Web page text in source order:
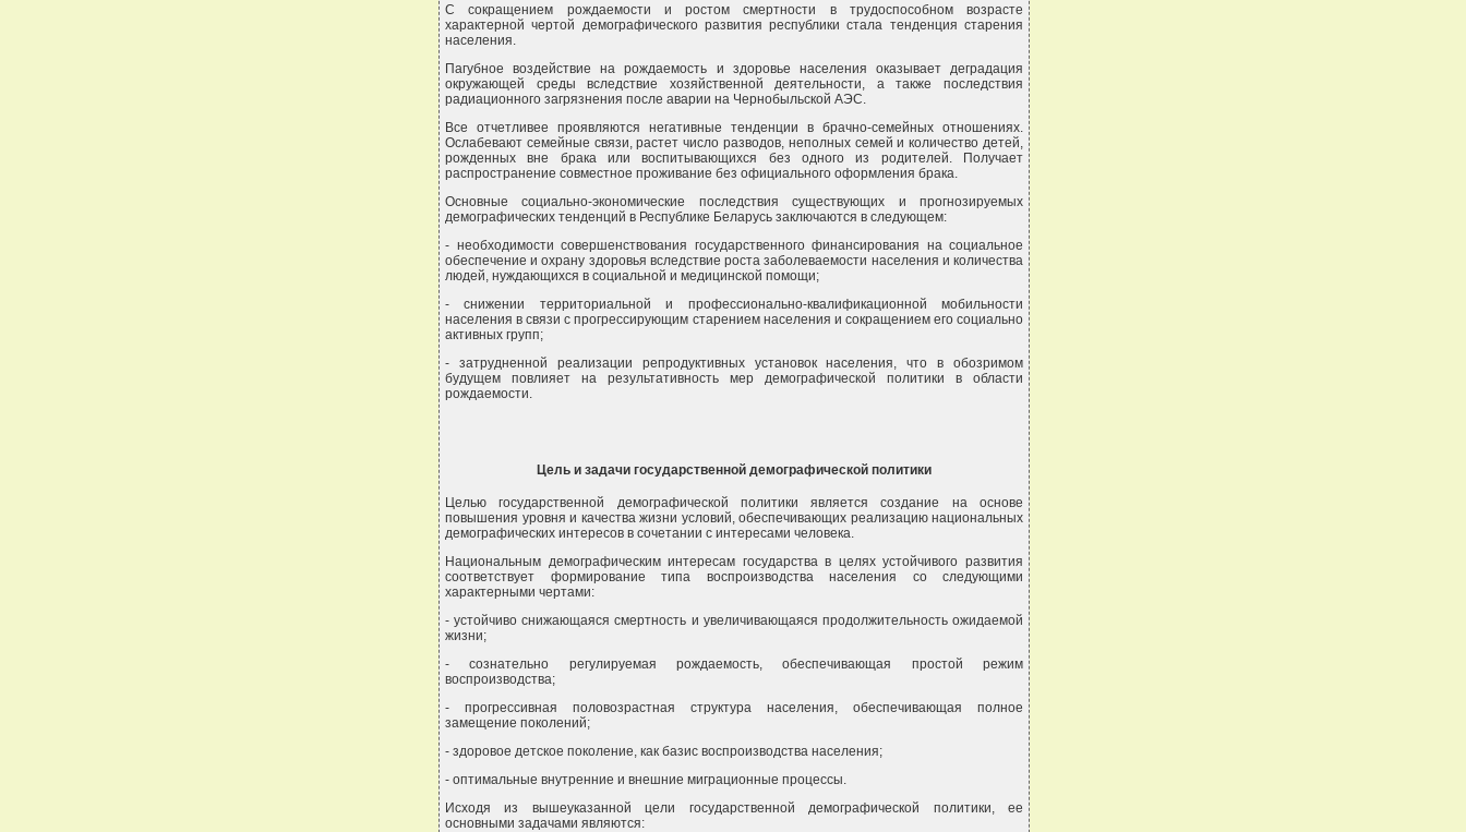
С сокращением рождаемости и ростом смертности в трудоспособном возрасте
характерной чертой демографического развития республики стала тенденция старения
населения.
Пагубное воздействие на рождаемость и здоровье населения оказывает деградация
окружающей среды вследствие хозяйственной деятельности, а также последствия
радиационного загрязнения после аварии на Чернобыльской АЭС.
Все отчетливее проявляются негативные тенденции в брачно-семейных отношениях.
Ослабевают семейные связи, растет число разводов, неполных семей и количество детей,
рожденных вне брака или воспитывающихся без одного из родителей. Получает
распространение совместное проживание без официального оформления брака.
Основные социально-экономические последствия существующих и прогнозируемых
демографических тенденций в Республике Беларусь заключаются в следующем:
- необходимости совершенствования государственного финансирования на социальное
обеспечение и охрану здоровья вследствие роста заболеваемости населения и количества
людей, нуждающихся в социальной и медицинской помощи;
- снижении территориальной и профессионально-квалификационной мобильности
населения в связи с прогрессирующим старением населения и сокращением его социально
активных групп;
- затрудненной реализации репродуктивных установок населения, что в обозримом
будущем повлияет на результативность мер демографической политики в области
рождаемости.
Цель и задачи государственной демографической политики
Целью государственной демографической политики является создание на основе
повышения уровня и качества жизни условий, обеспечивающих реализацию национальных
демографических интересов в сочетании с интересами человека.
Национальным демографическим интересам государства в целях устойчивого развития
соответствует формирование типа воспроизводства населения со следующими
характерными чертами:
- устойчиво снижающаяся смертность и увеличивающаяся продолжительность ожидаемой
жизни;
- сознательно регулируемая рождаемость, обеспечивающая простой режим
воспроизводства;
- прогрессивная половозрастная структура населения, обеспечивающая полное
замещение поколений;
- здоровое детское поколение, как базис воспроизводства населения;
- оптимальные внутренние и внешние миграционные процессы.
Исходя из вышеуказанной цели государственной демографической политики, ее
основными задачами являются: